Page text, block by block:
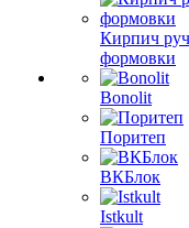
Кирпич
формовки
Bonolit
Поритеп
ВКБлок
Istkult